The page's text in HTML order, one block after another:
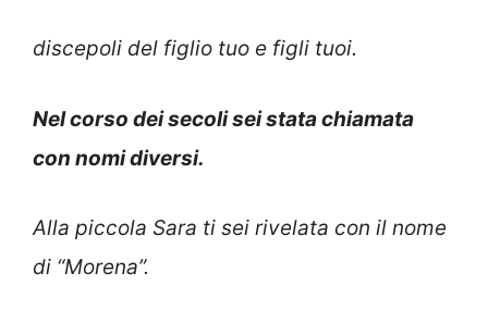
discepoli del figlio tuo e figli tuoi.
Nel corso dei secoli sei stata chiamata
con nomi diversi.
Alla piccola Sara ti sei rivelata con il nome
di “Morena”.